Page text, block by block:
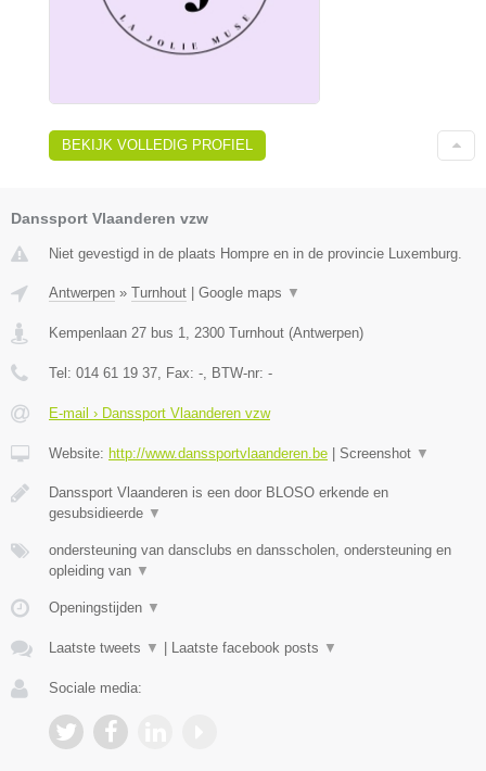
BEKIJK VOLLEDIG PROFIEL
Danssport Vlaanderen vzw
Niet gevestigd in de plaats Hompre en in de provincie Luxemburg.
Antwerpen » Turnhout Google maps ▼
Kempenlaan 27 bus 1 2300 Turnhout (Antwerpen)
Tel: 014 61 19 37 , Fax: - , BTW-nr: -
E-mail › Danssport Vlaanderen vzw
Website: http://www.danssportvlaanderen.be Screenshot ▼
Danssport Vlaanderen is een door BLOSO erkende en
gesubsidieerde ▼
ondersteuning van dansclubs en dansscholen, ondersteuning en
opleiding van ▼
Openingstijden ▼
Laatste tweets ▼ Laatste facebook posts ▼
Sociale media: